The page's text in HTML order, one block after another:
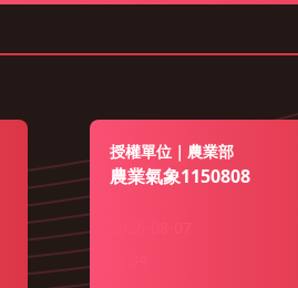
授權單位｜農業部
農業氣象1150808